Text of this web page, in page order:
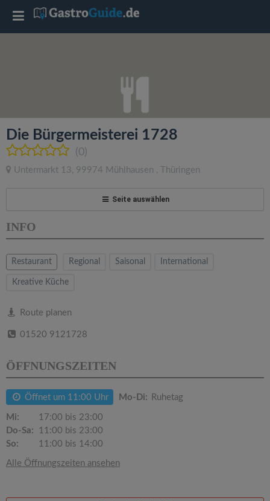
Die Bürgermeisterei 1728
(0)
Untermarkt 13, 99974 Mühlhausen , Thüringen
Seite auswählen
INFO
Restaurant Regional Saisonal International
Kreative Küche
Route planen
01520 9121728
ÖFFNUNGSZEITEN
Öffnet um 11:00 Uhr Mo-Di: Ruhetag
Mi:
17:00 bis 23:00
Do-Sa:
11:00 bis 23:00
So:
11:00 bis 14:00
Alle Öffnungszeiten ansehen
T
l
e
a
v
g
a
t
i
o
n